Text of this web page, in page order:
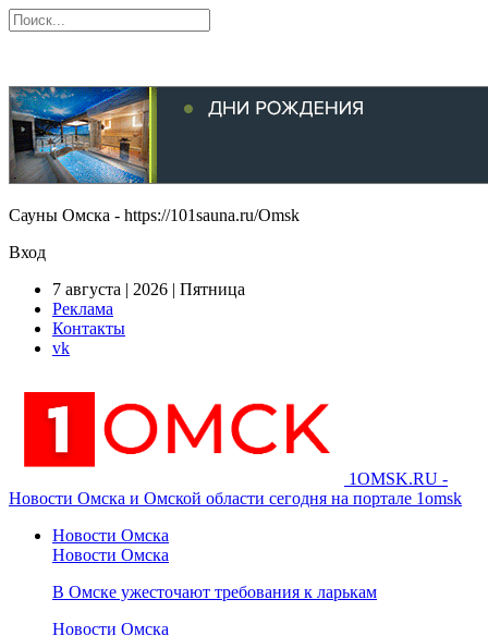
Сауны Омска - https://101sauna.ru/Omsk
Вход
7 августа | 2026 | Пятница
Реклама
Контакты
vk
1OMSK.RU -
Новости Омска и Омской области сегодня на портале 1omsk
Новости Омска
Новости Омска
В Омске ужесточают требования к ларькам
Новости Омска